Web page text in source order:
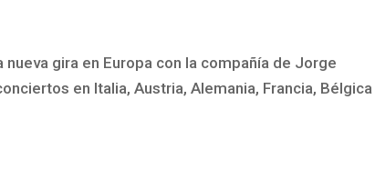
gira en Europa con la compañía de Jorge
en Italia, Austria, Alemania, Francia, Bélgica